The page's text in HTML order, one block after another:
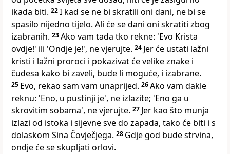
ikada biti. 22I kad se ne bi skratili oni dani, ne bi se
spasilo nijedno tijelo. Ali će se dani oni skratiti zbog
izabranih. 23Ako vam tada tko rekne: 'Evo Krista
ovdje!' ili 'Ondje je!', ne vjerujte. 24 Jer će ustati lažni
kristi i lažni proroci i pokazivat će velike znake i
čudesa kako bi zaveli, bude li moguće, i izabrane.
25 Evo, rekao sam vam unaprijed. 26Ako vam dakle
reknu: 'Eno, u pustinji je', ne izlazite; 'Eno ga u
skrovitim sobama', ne vjerujte. 27 Jer kao što munja
izlazi od istoka i sijevne sve do zapada, tako će biti i s
dolaskom Sina Čovječjega. 28 Gdje god bude strvina,
ondje će se skupljati orlovi.